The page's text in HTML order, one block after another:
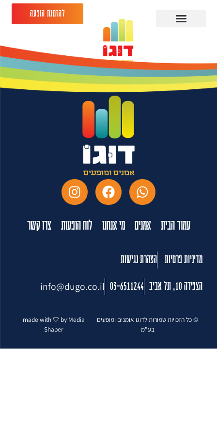
להזמנת הופעה
אדיר מילר -15.04.26-
היכל התרבות אשקלון
עמוד הבית אמנים מי אנחנו לוח הופעות צרו קשר
מדיניות פרטיות הצהרת נגישות
הצפירה 10, תל אביב 03-6511244
info@dugo.co.il
© כל הזכויות שמורות לדוגו אומנים ומופעים
בע"מ
made with 🤍 by Media
Shaper